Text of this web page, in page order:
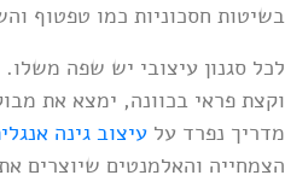
בשיטות חסכוניות כמו טפטוף
לכל סגנון עיצובי יש שפה
וקצת פראי בכוונה, ימצא את
מדריך נפרד על עיצוב גינה
הצמחייה והאלמנטים שיוצרים